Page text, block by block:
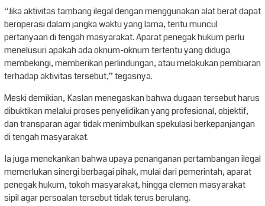
“Jika aktivitas tambang ilegal dengan menggunakan alat berat dapat
beroperasi dalam jangka waktu yang lama, tentu muncul
pertanyaan di tengah masyarakat. Aparat penegak hukum perlu
menelusuri apakah ada oknum-oknum tertentu yang diduga
membekingi, memberikan perlindungan, atau melakukan pembiaran
terhadap aktivitas tersebut,” tegasnya.
Meski demikian, Kaslan menegaskan bahwa dugaan tersebut harus
dibuktikan melalui proses penyelidikan yang profesional, objektif,
dan transparan agar tidak menimbulkan spekulasi berkepanjangan
di tengah masyarakat.
Ia juga menekankan bahwa upaya penanganan pertambangan ilegal
memerlukan sinergi berbagai pihak, mulai dari pemerintah, aparat
penegak hukum, tokoh masyarakat, hingga elemen masyarakat
sipil agar persoalan tersebut tidak terus berulang.